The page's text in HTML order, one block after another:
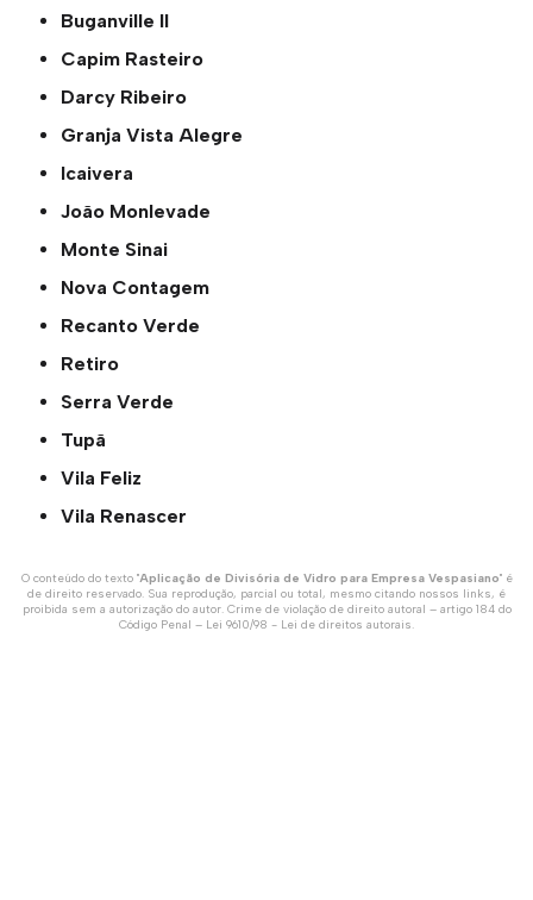
Buganville ll
Capim Rasteiro
Darcy Ribeiro
Granja Vista Alegre
Icaivera
João Monlevade
Monte Sinai
Nova Contagem
Recanto Verde
Retiro
Serra Verde
Tupã
Vila Feliz
Vila Renascer
O conteúdo do texto "Aplicação de Divisória de Vidro para Empresa Vespasiano" é
de direito reservado. Sua reprodução, parcial ou total, mesmo citando nossos links, é
proibida sem a autorização do autor. Crime de violação de direito autoral – artigo 184 do
Código Penal – Lei 9610/98 - Lei de direitos autorais.